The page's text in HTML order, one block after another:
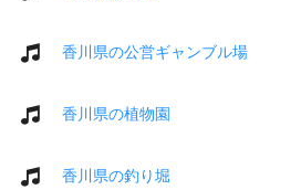
香川県の公営ギャンブル場
香川県の植物園
香川県の釣り堀